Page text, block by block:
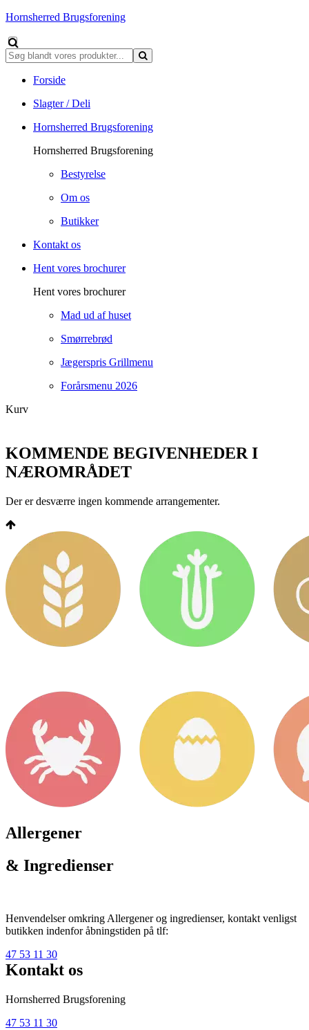
Hornsherred Brugsforening
Forside
Slagter / Deli
Hornsherred Brugsforening
Hornsherred Brugsforening
Bestyrelse
Om os
Butikker
Kontakt os
Hent vores brochurer
Hent vores brochurer
Mad ud af huset
Smørrebrød
Jægerspris Grillmenu
Forårsmenu 2026
Kurv
KOMMENDE BEGIVENHEDER I
NÆROMRÅDET
Der er desværre ingen kommende arrangementer.
Allergener
& Ingredienser
Henvendelser omkring Allergener og ingredienser, kontakt venligst
butikken indenfor åbningstiden på tlf:
47 53 11 30
Kontakt os
Hornsherred Brugsforening
47 53 11 30